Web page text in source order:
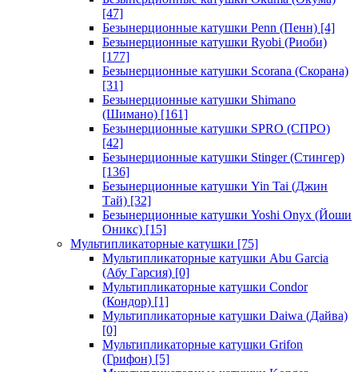
[47]
Безынерционные катушки Penn (Пенн) [4]
Безынерционные катушки Ryobi (Риоби)
[177]
Безынерционные катушки Scorana (Скорана)
[31]
Безынерционные катушки Shimano
(Шимано) [161]
Безынерционные катушки SPRO (СПРО)
[42]
Безынерционные катушки Stinger (Стингер)
[136]
Безынерционные катушки Yin Tai (Джин
Тай) [32]
Безынерционные катушки Yoshi Onyx (Йоши
Оникс) [15]
Мультипликаторные катушки [75]
Мультипликаторные катушки Abu Garcia
(Абу Гарсия) [0]
Мультипликаторные катушки Condor
(Кондор) [1]
Мультипликаторные катушки Daiwa (Дайва)
[0]
Мультипликаторные катушки Grifon
(Грифон) [5]